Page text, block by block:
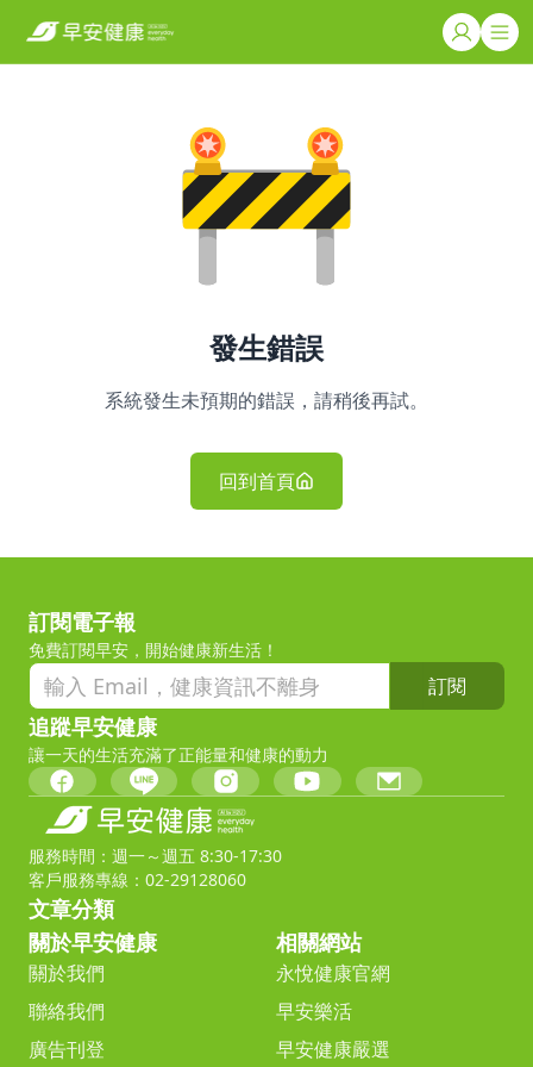
發生錯誤
系統發生未預期的錯誤，請稍後再試。
回到首頁
訂閱電子報
免費訂閱早安，開始健康新生活！
訂閱
追蹤早安健康
讓一天的生活充滿了正能量和健康的動力
服務時間：週一～週五 8:30-17:30
客戶服務專線：02-29128060
文章分類
關於早安健康
關於我們
聯絡我們
廣告刊登
相關網站
永悅健康官網
早安樂活
早安健康嚴選